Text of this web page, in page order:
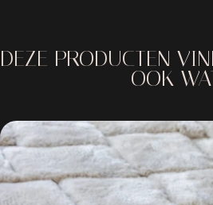
DEZE PRODUCTEN
OOK